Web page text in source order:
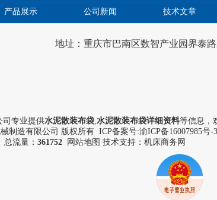
产品展示 公司新闻 技术文章
地址：重庆市巴南区数智产业园界泰
司专业提供水泥散装布袋,水泥散装布袋详细资料等信息，
制造有限公司 版权所有 ICP备案号:渝ICP备16007985号-3
总流量： 361752 网站地图 技术支持：机床商务网